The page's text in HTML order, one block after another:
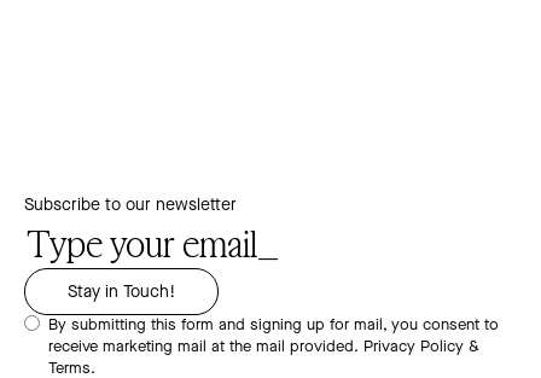
Subscribe to our newsletter
By submitting this form and signing up for mail, you consent to
receive marketing mail at the mail provided. Privacy Policy &
Terms.